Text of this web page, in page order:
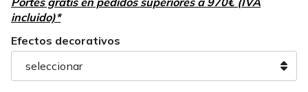
incluido)*
Efectos decorativos